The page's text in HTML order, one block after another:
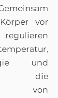
vor
regulieren
und
die
von